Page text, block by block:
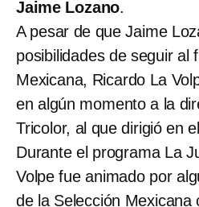
Jaime Lozano.
A pesar de que Jaime
posibilidades de seguir al
Mexicana, Ricardo La
en algún momento a la
Tricolor, al que dirigió en el
Durante el programa La
Volpe fue animado por
de la Selección Mexicana